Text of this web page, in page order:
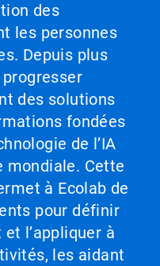
des
les personnes
Depuis plus
progresser
des solutions
fondées
de l’IA
mondiale. Cette
à Ecolab de
pour définir
l’appliquer à
les aidant